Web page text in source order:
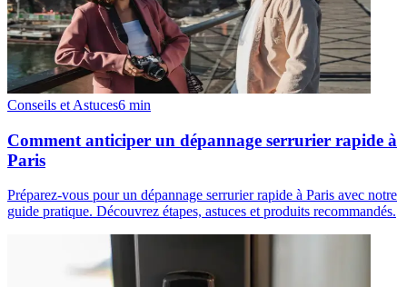
Conseils et Astuces6 min
Comment anticiper un dépannage serrurier rapide à
Paris
Préparez-vous pour un dépannage serrurier rapide à Paris avec notre
guide pratique. Découvrez étapes, astuces et produits recommandés.